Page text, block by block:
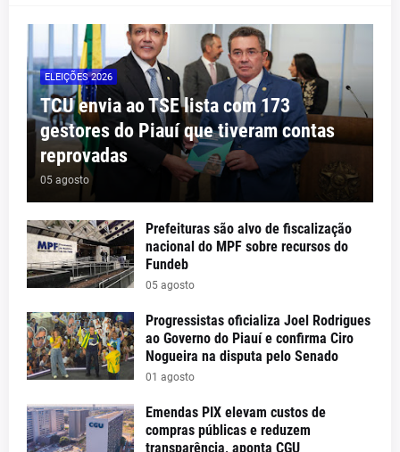
ELEIÇÕES 2026
TCU envia ao TSE lista com 173
gestores do Piauí que tiveram contas
reprovadas
05 agosto
Prefeituras são alvo de fiscalização
nacional do MPF sobre recursos do
Fundeb
05 agosto
Progressistas oficializa Joel Rodrigues
ao Governo do Piauí e confirma Ciro
Nogueira na disputa pelo Senado
01 agosto
Emendas PIX elevam custos de
compras públicas e reduzem
transparência, aponta CGU